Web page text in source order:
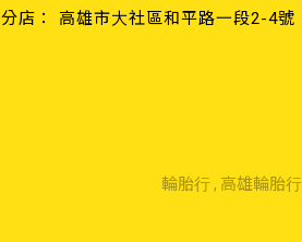
高雄市大社區和平路一段2-4號
輪胎行 高雄輪胎行